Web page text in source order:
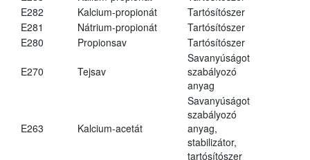
E282
Kalcium-propionát
Tartósítószer
E281
Nátrium-propionát
Tartósítószer
E280
Propionsav Tartósítószer
E270 Tejsav
Savanyúságot
szabályozó
anyag
E263 Kalcium-acetát
Savanyúságot
szabályozó
anyag,
stabilizátor,
tartósítószer